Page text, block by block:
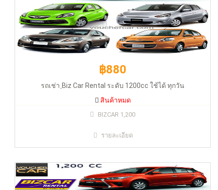
฿880
รถเช่า ฺBiz Car Rental ระดับ 1200cc ใช้ได้ ทุกวัน
สินค้าหมด
BIZCAR 1,200
รายละเอียด